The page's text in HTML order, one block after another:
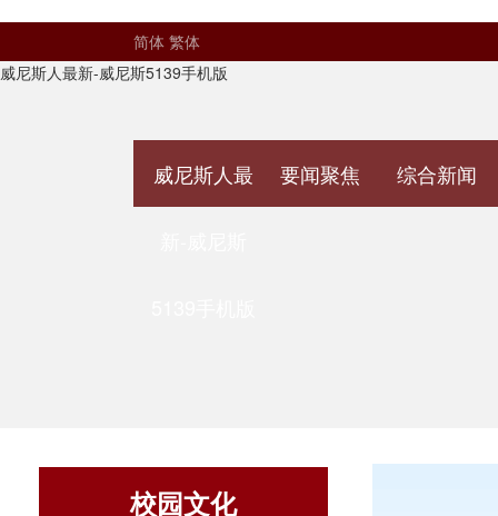
简体 繁体
威尼斯人最新-威尼斯5139手机版
威尼斯人最 要闻聚焦 综合新闻
校园文化